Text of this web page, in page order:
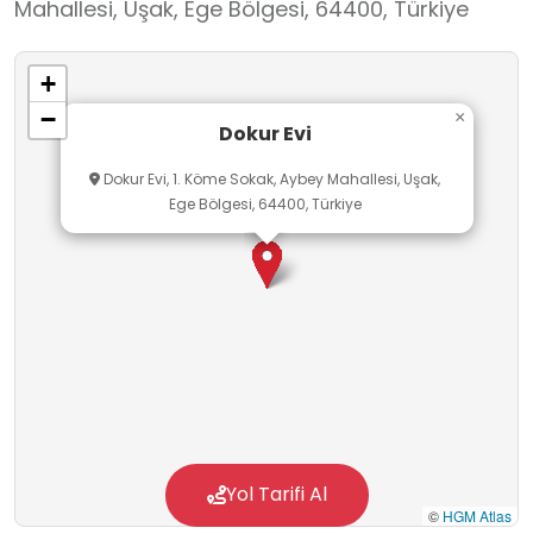
katkı sağlanması amaçlanmaktadır.
Konularında uzman eğitmenlerin nezaretinde
dokunan halılar, teşhir bölümünde Uşaklıların ve
yerli-yabancı turistlerin beğenisine
Mahallesi, Uşak, Ege Bölgesi, 64400, Türkiye
Dokur Evi
Dokur Evi, 1. Köme Sokak, Aybey Mahallesi, Uşak,
Ege Bölgesi, 64400, Türkiye
×
+
−
© HGM Atlas
Yol Tarifi Al